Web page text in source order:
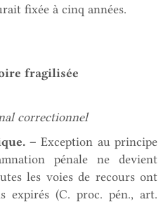
fixée à cinq années.
fragilisée
correctionnel
– Exception au principe
pénale ne devient
les voies de recours ont
expirés (C. proc. pén., art.